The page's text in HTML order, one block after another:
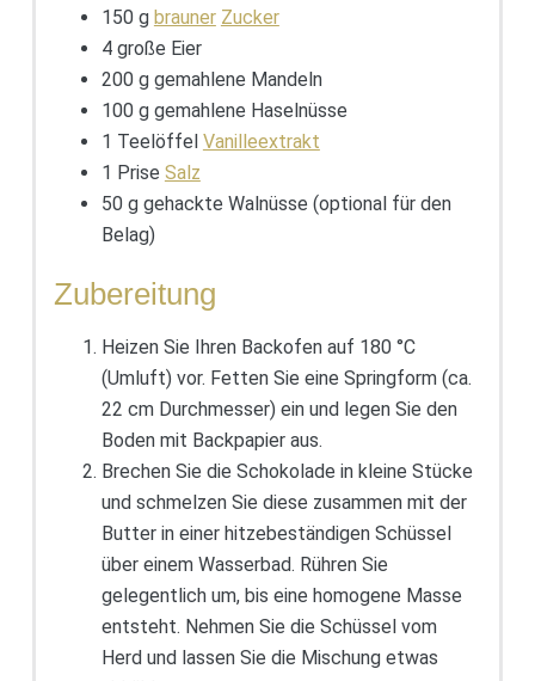
150 g brauner Zucker
4 große Eier
200 g gemahlene Mandeln
100 g gemahlene Haselnüsse
1 Teelöffel Vanilleextrakt
1 Prise Salz
50 g gehackte Walnüsse (optional für den
Belag)
Zubereitung
Heizen Sie Ihren Backofen auf 180 °C
(Umluft) vor. Fetten Sie eine Springform (ca.
22 cm Durchmesser) ein und legen Sie den
Boden mit Backpapier aus.
Brechen Sie die Schokolade in kleine Stücke
und schmelzen Sie diese zusammen mit der
Butter in einer hitzebeständigen Schüssel
über einem Wasserbad. Rühren Sie
gelegentlich um, bis eine homogene Masse
entsteht. Nehmen Sie die Schüssel vom
Herd und lassen Sie die Mischung etwas